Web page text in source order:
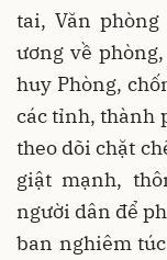
tai, Văn
ương về
huy Phòng,
các tỉnh, thành
theo dõi chặt
giật mạnh,
người dân để
ban nghiêm